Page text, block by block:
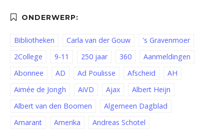
Bibliotheken Carla van der Gouw
's Gravenmoer
2College
9-11 250 jaar 360
Aanmeldingen
Abonnee
AD Ad Poulisse Afscheid
AH
Aimée de Jongh
AiVD Ajax
Albert Heijn
Albert van den Boomen
Algemeen Dagblad
Amarant
Amerika Andreas Schotel